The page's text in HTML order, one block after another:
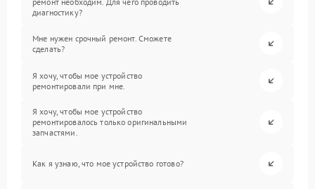
диагностику?
Мне нужен срочный ремонт. Сможете
сделать?
Я хочу, чтобы мое устройство
ремонтировали при мне.
Я хочу, чтобы мое устройство
ремонтировалось только оригинальными
запчастями.
Как я узнаю, что мое устройство готово?